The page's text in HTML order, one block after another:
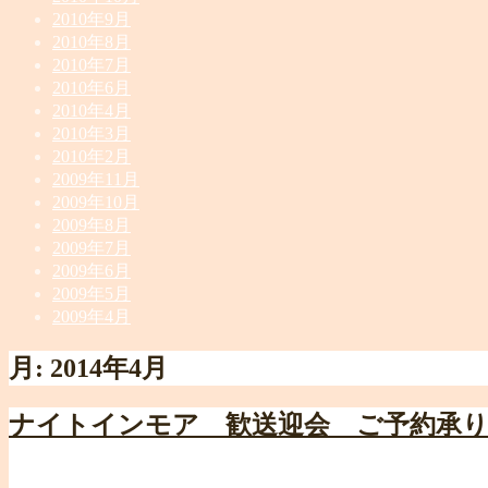
2010年9月
2010年8月
2010年7月
2010年6月
2010年4月
2010年3月
2010年2月
2009年11月
2009年10月
2009年8月
2009年7月
2009年6月
2009年5月
2009年4月
月: 2014年4月
ナイトインモア 歓送迎会 ご予約承